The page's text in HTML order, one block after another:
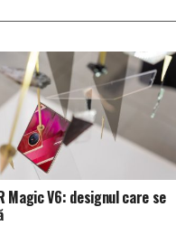
Magic V6: designul care se